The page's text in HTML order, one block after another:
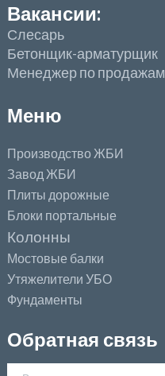
Вакансии:
Слесарь
Бетонщик-арматурщик
Менеджер по продажам
Меню
Производство ЖБИ
Завод ЖБИ
Плиты дорожные
Блоки портальные
Колонны
Мостовые балки
Утяжелители УБО
Фундаменты
Обратная связь